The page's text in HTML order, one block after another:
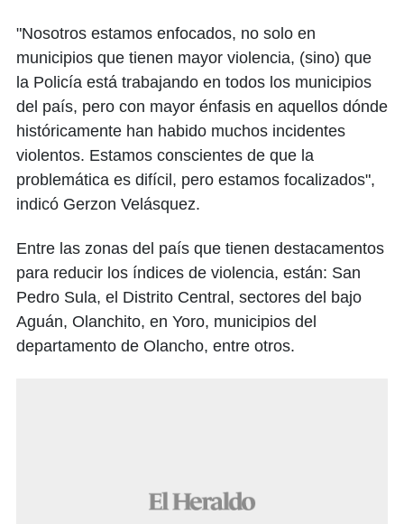
"Nosotros estamos enfocados, no solo en
municipios que tienen mayor violencia, (sino) que
la Policía está trabajando en todos los municipios
del país, pero con mayor énfasis en aquellos dónde
históricamente han habido muchos incidentes
violentos. Estamos conscientes de que la
problemática es difícil, pero estamos focalizados",
indicó Gerzon Velásquez.
Entre las zonas del país que tienen destacamentos
para reducir los índices de violencia, están: San
Pedro Sula, el Distrito Central, sectores del bajo
Aguán, Olanchito, en Yoro, municipios del
departamento de Olancho, entre otros.